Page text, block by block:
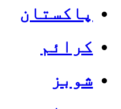
پاکستان
کرائم
شوبز
Categories
Top News